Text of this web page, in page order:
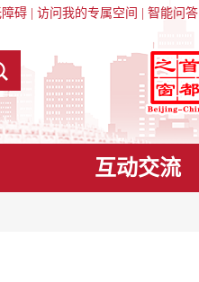
障碍 访问我的专属空间 智能问答
互动交流